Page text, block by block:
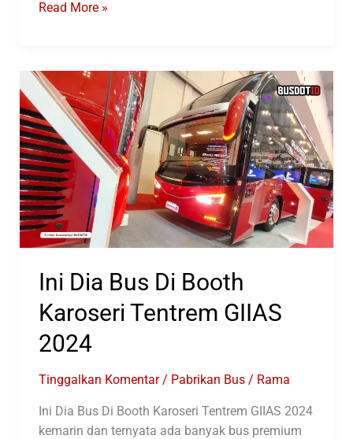
Kata
Di
Nama
Bus
Indonesia
Read More »
Ini Dia Bus Di Booth
Karoseri Tentrem GIIAS
2024
Tinggalkan Komentar / Pabrikan Bus/ Rama
Ini Dia Bus Di Booth Karoseri Tentrem GIIAS 2024
kemarin dan ternyata ada banyak bus premium